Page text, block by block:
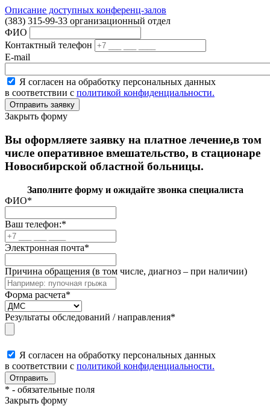
Описание доступных конференц-залов
(383) 315-99-33 организационный отдел
ФИО
Контактный телефон
E-mail
Я согласен на обработку персональных данных
в соответствии с политикой конфиденциальности.
Закрыть форму
Вы оформляете заявку на платное лечение,в том
числе оперативное вмешательство, в стационаре
Новосибирской областной больницы.
Заполните форму и ожидайте звонка специалиста
ФИО*
Ваш телефон:*
Электронная почта*
Причина обращения (в том числе, диагноз – при наличии)
Форма расчета*
Результаты обследований / направления*
Я согласен на обработку персональных данных
в соответствии с политикой конфиденциальности.
* - обязательные поля
Закрыть форму